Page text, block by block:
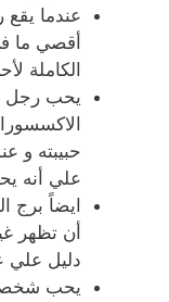
عندما
أقصي ما
الكاملة
يحب رجل
حبيبته و
علي أنه
ايضاً برج
أن تظهر
دليل
يحب